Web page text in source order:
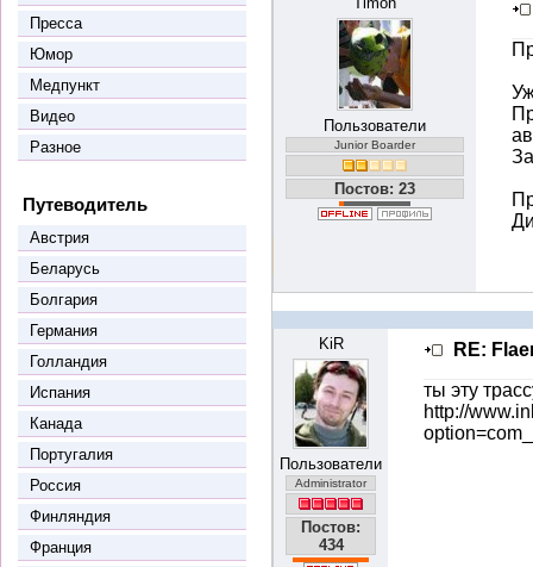
Пресса
Юмор
Медпункт
Видео
Разное
Путеводитель
Австрия
Беларусь
Болгария
Германия
Голландия
Испания
Канада
Португалия
Россия
Финляндия
Франция
Пользователи
Junior Boarder
Постов: 23
KiR
Пользователи
Administrator
Постов:
434
RE:
ты эту
http://